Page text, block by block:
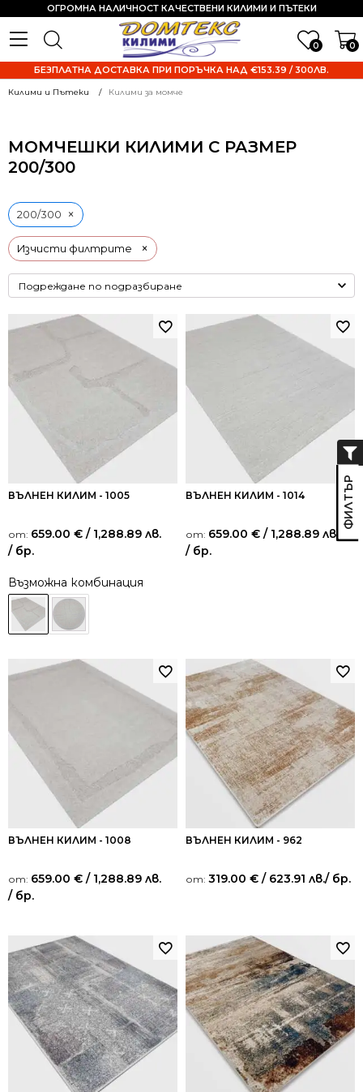
0 0
ОГРОМНА НАЛИЧНОСТ КАЧЕСТВЕНИ КИЛИМИ И ПЪТЕКИ
БЕЗПЛАТНА ДОСТАВКА ПРИ ПОРЪЧКА НАД €153.39 / 300ЛВ.
Килими и Пътеки Килими за момче
МОМЧЕШКИ КИЛИМИ С РАЗМЕР
200/300
Изчисти филтрите ×
200/300 ×
ВЪЛНЕН КИЛИМ - 1005
от: 659.00 € / 1,288.89 лв.
/ бр.
Възможна комбинация
ВЪЛНЕН КИЛИМ - 1014
от: 659.00 € / 1,288.89 лв.
/ бр.
ВЪЛНЕН КИЛИМ - 1008
от: 659.00 € / 1,288.89 лв.
/ бр.
ВЪЛНЕН КИЛИМ - 962
от: 319.00 € / 623.91 лв./ бр.